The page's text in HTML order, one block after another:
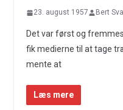
23. august 1957 Bert
Det var først og
fik medierne til at tage
mente at
Læs mere